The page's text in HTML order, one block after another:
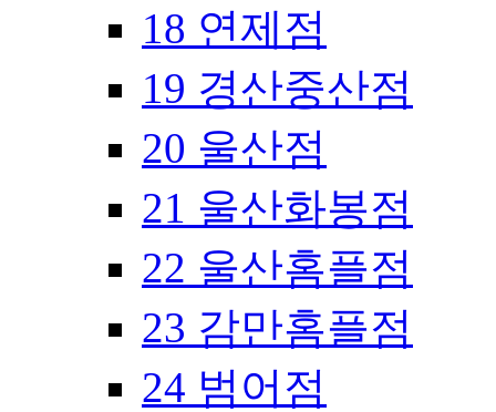
18 연제점
19 경산중산점
20 울산점
21 울산화봉점
22 울산홈플점
23 감만홈플점
24 범어점